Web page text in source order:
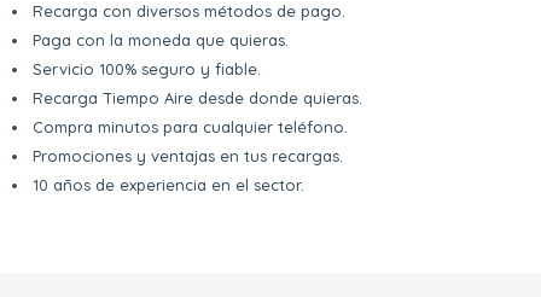
Recarga con diversos métodos de pago.
Paga con la moneda que quieras.
Servicio 100% seguro y fiable.
Recarga Tiempo Aire desde donde quieras.
Compra minutos para cualquier teléfono.
Promociones y ventajas en tus recargas.
10 años de experiencia en el sector.